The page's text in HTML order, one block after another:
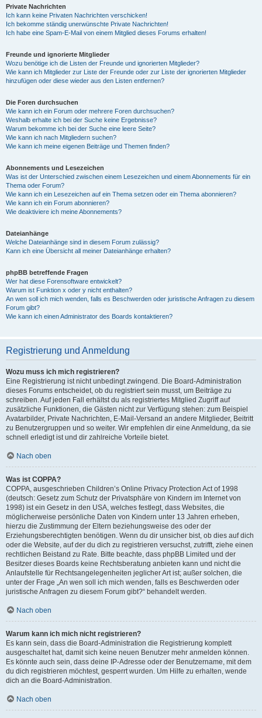
Private Nachrichten
Ich kann keine Privaten Nachrichten verschicken!
Ich bekomme ständig unerwünschte Private Nachrichten!
Ich habe eine Spam-E-Mail von einem Mitglied dieses Forums erhalten!
Freunde und ignorierte Mitglieder
Wozu benötige ich die Listen der Freunde und ignorierten Mitglieder?
Wie kann ich Mitglieder zur Liste der Freunde oder zur Liste der ignorierten Mitglieder
hinzufügen oder diese wieder aus den Listen entfernen?
Die Foren durchsuchen
Wie kann ich ein Forum oder mehrere Foren durchsuchen?
Weshalb erhalte ich bei der Suche keine Ergebnisse?
Warum bekomme ich bei der Suche eine leere Seite?
Wie kann ich nach Mitgliedern suchen?
Wie kann ich meine eigenen Beiträge und Themen finden?
Abonnements und Lesezeichen
Was ist der Unterschied zwischen einem Lesezeichen und einem Abonnements für ein
Thema oder Forum?
Wie kann ich ein Lesezeichen auf ein Thema setzen oder ein Thema abonnieren?
Wie kann ich ein Forum abonnieren?
Wie deaktiviere ich meine Abonnements?
Dateianhänge
Welche Dateianhänge sind in diesem Forum zulässig?
Kann ich eine Übersicht all meiner Dateianhänge erhalten?
phpBB betreffende Fragen
Wer hat diese Forensoftware entwickelt?
Warum ist Funktion x oder y nicht enthalten?
An wen soll ich mich wenden, falls es Beschwerden oder juristische Anfragen zu diesem
Forum gibt?
Wie kann ich einen Administrator des Boards kontaktieren?
Registrierung und Anmeldung
Wozu muss ich mich registrieren?
Eine Registrierung ist nicht unbedingt zwingend. Die Board-Administration
dieses Forums entscheidet, ob du registriert sein musst, um Beiträge zu
schreiben. Auf jeden Fall erhältst du als registriertes Mitglied Zugriff auf
zusätzliche Funktionen, die Gästen nicht zur Verfügung stehen: zum Beispiel
Avatarbilder, Private Nachrichten, E-Mail-Versand an andere Mitglieder, Beitritt
zu Benutzergruppen und so weiter. Wir empfehlen dir eine Anmeldung, da sie
schnell erledigt ist und dir zahlreiche Vorteile bietet.
Nach oben
Was ist COPPA?
COPPA, ausgeschrieben Children’s Online Privacy Protection Act of 1998
(deutsch: Gesetz zum Schutz der Privatsphäre von Kindern im Internet von
1998) ist ein Gesetz in den USA, welches festlegt, dass Websites, die
möglicherweise persönliche Daten von Kindern unter 13 Jahren erheben,
hierzu die Zustimmung der Eltern beziehungsweise des oder der
Erziehungsberechtigten benötigen. Wenn du dir unsicher bist, ob dies auf dich
oder die Website, auf der du dich zu registrieren versuchst, zutrifft, ziehe einen
rechtlichen Beistand zu Rate. Bitte beachte, dass phpBB Limited und der
Besitzer dieses Boards keine Rechtsberatung anbieten kann und nicht die
Anlaufstelle für Rechtsangelegenheiten jeglicher Art ist; außer solchen, die
unter der Frage „An wen soll ich mich wenden, falls es Beschwerden oder
juristische Anfragen zu diesem Forum gibt?“ behandelt werden.
Nach oben
Warum kann ich mich nicht registrieren?
Es kann sein, dass die Board-Administration die Registrierung komplett
ausgeschaltet hat, damit sich keine neuen Benutzer mehr anmelden können.
Es könnte auch sein, dass deine IP-Adresse oder der Benutzername, mit dem
du dich registrieren möchtest, gesperrt wurden. Um Hilfe zu erhalten, wende
dich an die Board-Administration.
Nach oben